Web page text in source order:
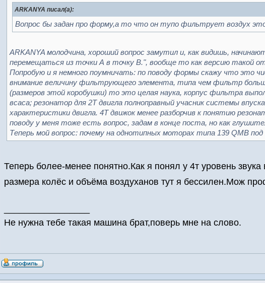
ARKANYA писал(а):
Вопрос бы задан про форму,а то что он тупо фильтрует воздух
ARKANYA молодчина, хороший вопрос замутил и, как видишь,
перемещаться из точки А в точку В.", вообще то как версию такой
Попробую и я немного поумничать: по поводу формы скажу что это
внимание величину фильтрующего элемента, типа чем фильтр
(размеров этой коробушки) то это целая наука, корпус фильтра
всаса; резонатор для 2Т двигла полноправный учасник системы
характеристики двигла. 4Т движок менее разборчив к понятию
поводу у меня тоже есть вопрос, задам в конце поста, но как
Теперь мой вопрос: почему на однотипных моторах типа 139 QMB
Теперь более-менее понятно.Как я понял у 4т уровень
размера колёс и объёма воздуханов тут я бессилен.Мож
Не нужна тебе такая машина брат,поверь мне на слово.